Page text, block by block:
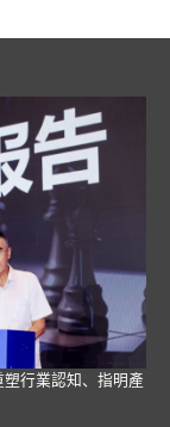
行業認知、指明產